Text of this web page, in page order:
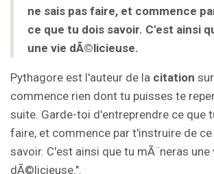
ne sais pas faire, et commence
ce que tu dois savoir. C'est ainsi
une vie dÃ©licieuse.
Pythagore est l'auteur de la citation
commence rien dont tu puisses te
suite. Garde-toi d'entreprendre ce que
faire, et commence par t'instruire de
savoir. C'est ainsi que tu mÃ¨neras une
dÃ©licieuse.".